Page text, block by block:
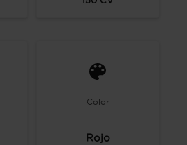
Color
Rojo